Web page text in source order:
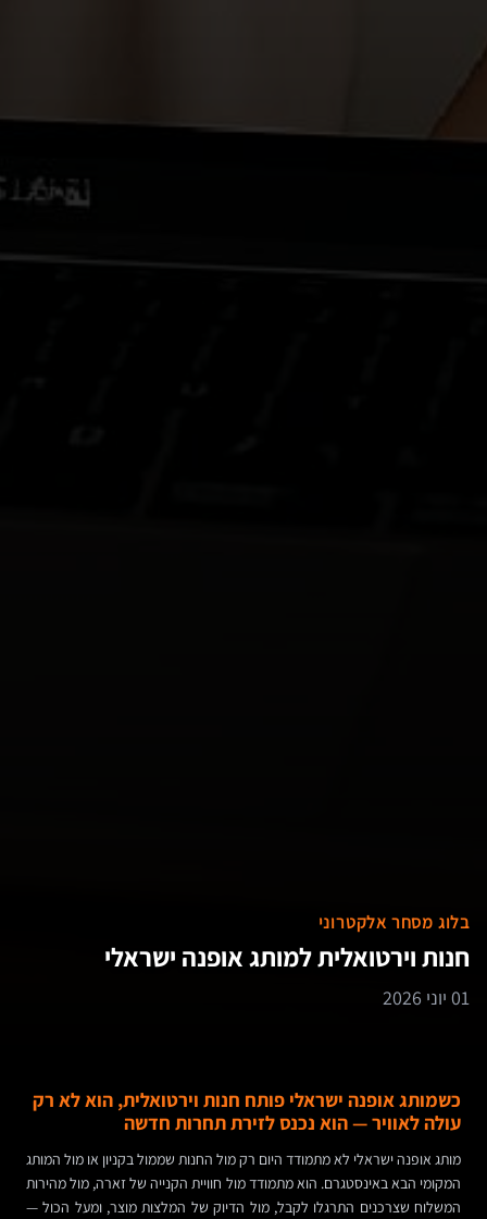
בלוג מסחר אלקטרוני
חנות וירטואלית למותג אופנה ישראלי
01 יוני 2026
כשמותג אופנה ישראלי פותח חנות וירטואלית, הוא לא רק
עולה לאוויר — הוא נכנס לזירת תחרות חדשה
מותג אופנה ישראלי לא מתמודד היום רק מול החנות שממול בקניון או מול המותג
המקומי הבא באינסטגרם. הוא מתמודד מול חוויית הקנייה של זארה, מול מהירות
המשלוח שצרכנים התרגלו לקבל, מול הדיוק של המלצות מוצר, ומעל הכול —